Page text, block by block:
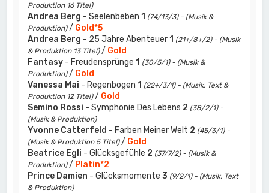
Produktion 16 Titel)
Andrea Berg - Seelenbeben 1 (74/13/3) - (Musik &
Produktion)/ Gold*5
Andrea Berg - 25 Jahre Abenteuer 1 (21+/8+/2) - (Musik
& Produktion 13 Titel)/ Gold
Fantasy - Freudensprünge 1 (30/5/1) - (Musik &
Produktion)/ Gold
Vanessa Mai - Regenbogen 1 (22+/3/1) - (Musik, Text &
Produktion 12 Titel)/ Gold
Semino Rossi - Symphonie Des Lebens 2 (38/2/1) -
(Musik & Produktion)
Yvonne Catterfeld - Farben Meiner Welt 2 (45/3/1) -
(Musik & Produktion 5 Titel)/ Gold
Beatrice Egli - Glücksgefühle 2 (37/7/2) - (Musik &
Produktion)/ Platin*2
Prince Damien - Glücksmomente3 (9/2/1) - (Musik, Text
& Produktion)